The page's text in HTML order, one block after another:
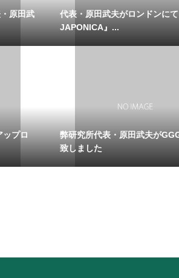
原田武
代表・原田武夫がロンドンに
JAPONICA』...
ップロ
弊研究所代表・原田武夫が
致しました